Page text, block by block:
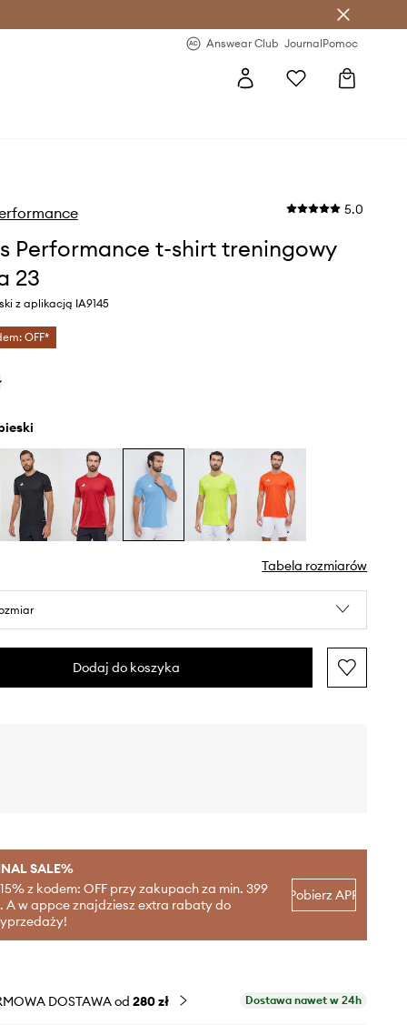
Answear Club JournalPomoc
5.0
Performance t-shirt treningowy
23
z aplikacją IA9145
OFF*
Tabela rozmiarów
Dodaj do koszyka
SALE%
z kodem: OFF przy zakupach za min. 399
A w appce znajdziesz extra rabaty do
Pobierz APP
DOSTAWA od 280 zł Dostawa nawet w 24h